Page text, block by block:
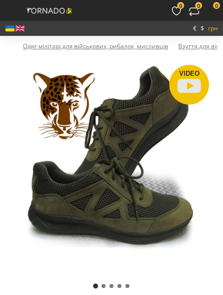
0 0 0
€ $ грн
Одяг мілітарі для військових, рибалок, мисливців Взуття для
VIDEO